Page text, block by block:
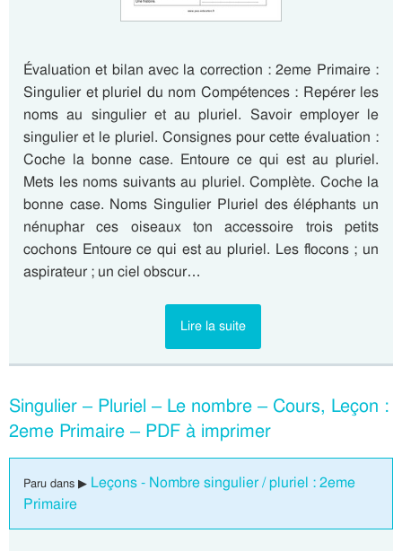
Évaluation et bilan avec la correction : 2eme Primaire :
Singulier et pluriel du nom Compétences : Repérer les
noms au singulier et au pluriel. Savoir employer le
singulier et le pluriel. Consignes pour cette évaluation :
Coche la bonne case. Entoure ce qui est au pluriel.
Mets les noms suivants au pluriel. Complète. Coche la
bonne case. Noms Singulier Pluriel des éléphants un
nénuphar ces oiseaux ton accessoire trois petits
cochons Entoure ce qui est au pluriel. Les flocons ; un
aspirateur ; un ciel obscur…
Lire la suite
Singulier – Pluriel – Le nombre – Cours, Leçon :
2eme Primaire – PDF à imprimer
Paru dans ▶ Leçons - Nombre singulier / pluriel : 2eme
Primaire